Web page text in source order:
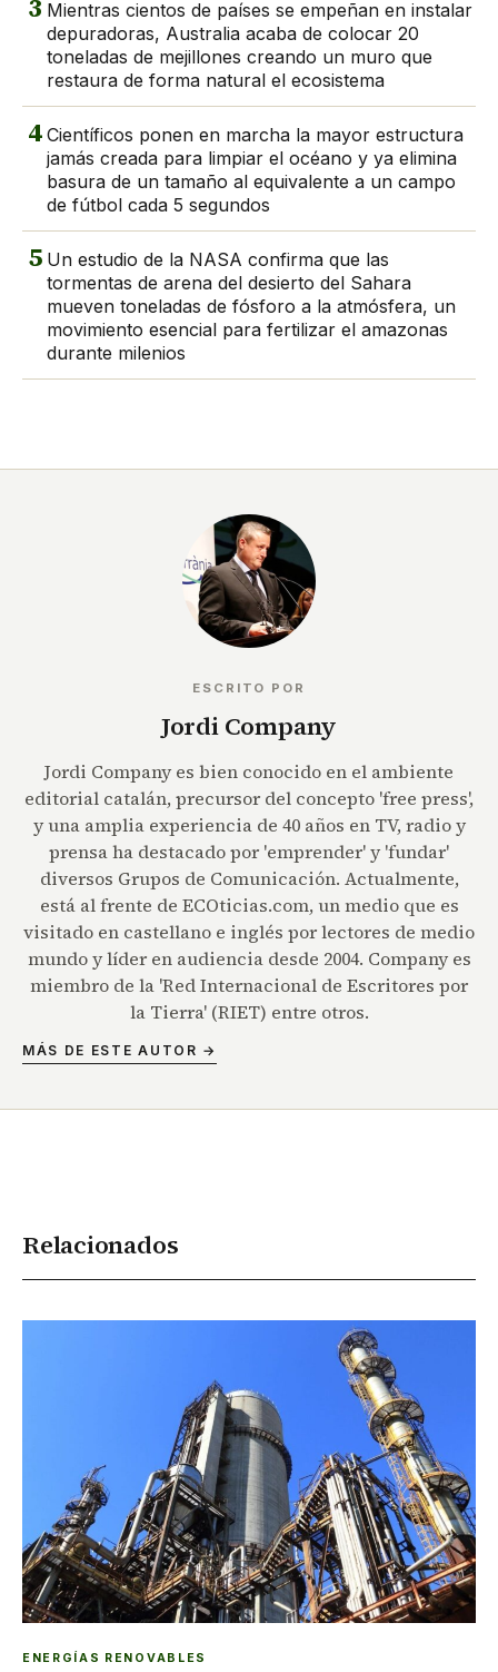
3 Mientras cientos de países se empeñan en instalar
depuradoras, Australia acaba de colocar 20
toneladas de mejillones creando un muro que
restaura de forma natural el ecosistema
4 Científicos ponen en marcha la mayor estructura
jamás creada para limpiar el océano y ya elimina
basura de un tamaño al equivalente a un campo
de fútbol cada 5 segundos
5 Un estudio de la NASA confirma que las
tormentas de arena del desierto del Sahara
mueven toneladas de fósforo a la atmósfera, un
movimiento esencial para fertilizar el amazonas
durante milenios
ESCRITO POR
Jordi Company
Jordi Company es bien conocido en el ambiente
editorial catalán, precursor del concepto 'free press',
y una amplia experiencia de 40 años en TV, radio y
prensa ha destacado por 'emprender' y 'fundar'
diversos Grupos de Comunicación. Actualmente,
está al frente de ECOticias.com, un medio que es
visitado en castellano e inglés por lectores de medio
mundo y líder en audiencia desde 2004. Company es
miembro de la 'Red Internacional de Escritores por
la Tierra' (RIET) entre otros.
MÁS DE ESTE AUTOR →
Relacionados
ENERGÍAS RENOVABLES